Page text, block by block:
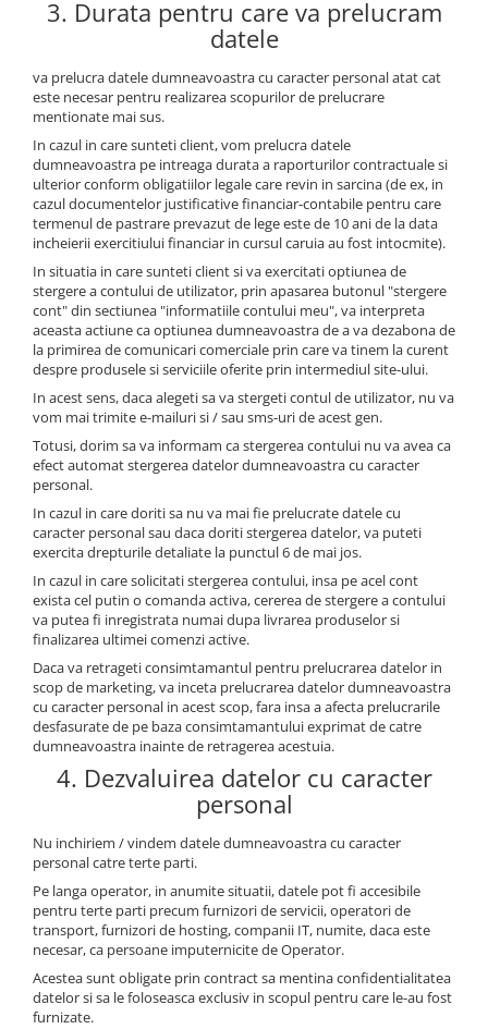
3. Durata pentru care va prelucram
datele
va prelucra datele dumneavoastra cu caracter personal atat cat
este necesar pentru realizarea scopurilor de prelucrare
mentionate mai sus.
In cazul in care sunteti client, vom prelucra datele
dumneavoastra pe intreaga durata a raporturilor contractuale si
ulterior conform obligatiilor legale care revin in sarcina (de ex, in
cazul documentelor justificative financiar-contabile pentru care
termenul de pastrare prevazut de lege este de 10 ani de la data
incheierii exercitiului financiar in cursul caruia au fost intocmite).
In situatia in care sunteti client si va exercitati optiunea de
stergere a contului de utilizator, prin apasarea butonul "stergere
cont" din sectiunea "informatiile contului meu", va interpreta
aceasta actiune ca optiunea dumneavoastra de a va dezabona de
la primirea de comunicari comerciale prin care va tinem la curent
despre produsele si serviciile oferite prin intermediul site-ului.
In acest sens, daca alegeti sa va stergeti contul de utilizator, nu va
vom mai trimite e-mailuri si / sau sms-uri de acest gen.
Totusi, dorim sa va informam ca stergerea contului nu va avea ca
efect automat stergerea datelor dumneavoastra cu caracter
personal.
In cazul in care doriti sa nu va mai fie prelucrate datele cu
caracter personal sau daca doriti stergerea datelor, va puteti
exercita drepturile detaliate la punctul 6 de mai jos.
In cazul in care solicitati stergerea contului, insa pe acel cont
exista cel putin o comanda activa, cererea de stergere a contului
va putea fi inregistrata numai dupa livrarea produselor si
finalizarea ultimei comenzi active.
Daca va retrageti consimtamantul pentru prelucrarea datelor in
scop de marketing, va inceta prelucrarea datelor dumneavoastra
cu caracter personal in acest scop, fara insa a afecta prelucrarile
desfasurate de pe baza consimtamantului exprimat de catre
dumneavoastra inainte de retragerea acestuia.
4. Dezvaluirea datelor cu caracter
personal
Nu inchiriem / vindem datele dumneavoastra cu caracter
personal catre terte parti.
Pe langa operator, in anumite situatii, datele pot fi accesibile
pentru terte parti precum furnizori de servicii, operatori de
transport, furnizori de hosting, companii IT, numite, daca este
necesar, ca persoane imputernicite de Operator.
Acestea sunt obligate prin contract sa mentina confidentialitatea
datelor si sa le foloseasca exclusiv in scopul pentru care le-au fost
furnizate.